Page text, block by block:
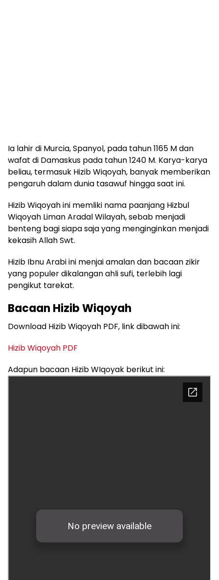
Ia lahir di Murcia, Spanyol, pada tahun 1165 M dan
wafat di Damaskus pada tahun 1240 M. Karya-karya
beliau, termasuk Hizib Wiqoyah, banyak memberikan
pengaruh dalam dunia tasawuf hingga saat ini.
Hizib Wiqoyah ini memliki nama paanjang Hizbul
Wiqoyah Liman Aradal Wilayah, sebab menjadi
benteng bagi siapa saja yang menginginkan menjadi
kekasih Allah Swt.
Hizib Ibnu Arabi ini menjai amalan dan bacaan zikir
yang populer dikalangan ahli sufi, terlebih lagi
pengikut tarekat.
Bacaan Hizib Wiqoyah
Download Hizib Wiqoyah PDF, link dibawah ini:
Hizib Wiqoyah PDF
Adapun bacaan Hizib WIqoyak berikut ini: